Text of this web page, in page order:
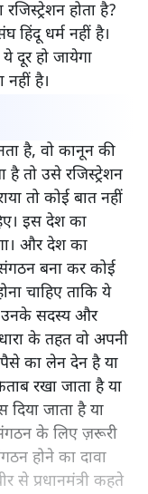
होता है?
धर्म नहीं है।
दूर हो जायेगा
है।
है, वो कानून की
है तो उसे रजिस्ट्रेशन
तो कोई बात नहीं
इस देश का
और देश का
बना कर कोई
चाहिए ताकि ये
उनके सदस्य और
के तहत वो अपनी
का लेन देन है या
रखा जाता है या
जाता है या
के लिए ज़रूरी
होने का दावा
से प्रधानमंत्री कहते